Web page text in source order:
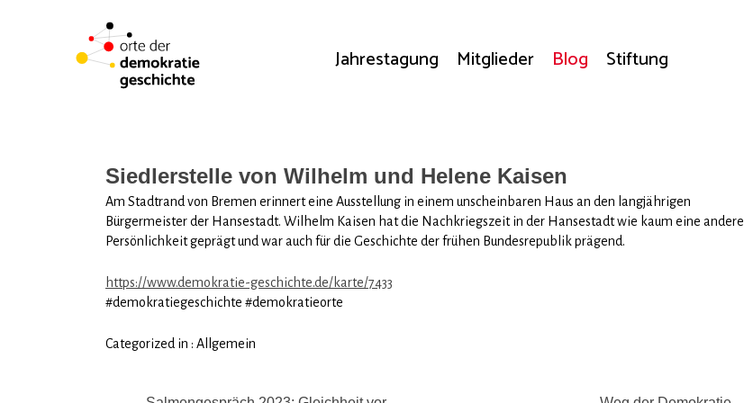
Jahrestagung Mitglieder Blog Stiftung
Siedlerstelle von Wilhelm und Helene Kaisen
Am Stadtrand von Bremen erinnert eine Ausstellung in einem unscheinbaren Haus an den langjährigen
Bürgermeister der Hansestadt. Wilhelm Kaisen hat die Nachkriegszeit in der Hansestadt wie kaum eine andere
Persönlichkeit geprägt und war auch für die Geschichte der frühen Bundesrepublik prägend.
https://www.demokratie-geschichte.de/karte/7433
#demokratiegeschichte #demokratieorte
Categorized in : Allgemein